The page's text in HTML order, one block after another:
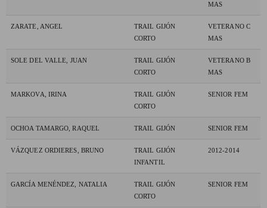
MAS
ZARATE, ANGEL
TRAIL GIJÓN
CORTO
VETERANO C
MAS
SOLE DEL VALLE, JUAN
TRAIL GIJÓN
CORTO
VETERANO B
MAS
MARKOVA, IRINA
TRAIL GIJÓN
CORTO
SENIOR FEM
OCHOA TAMARGO, RAQUEL TRAIL GIJÓN SENIOR FEM
VÁZQUEZ ORDIERES, BRUNO
TRAIL GIJÓN
INFANTIL
2012-2014
GARCÍA MENÉNDEZ, NATALIA
TRAIL GIJÓN
CORTO
SENIOR FEM